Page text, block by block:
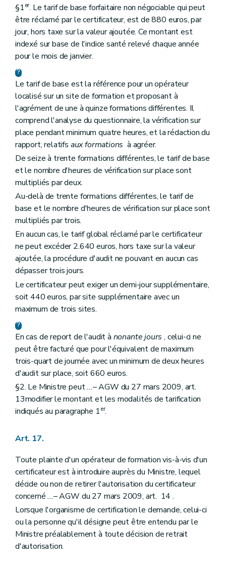
§1er. Le tarif de base forfaitaire non négociable qui peut
être réclamé par le certificateur, est de 880 euros, par
jour, hors taxe sur la valeur ajoutée. Ce montant est
indexé sur base de l'indice santé relevé chaque année
pour le mois de janvier.
Le tarif de base est la référence pour un opérateur
localisé sur un site de formation et proposant à
l'agrément de une à quinze formations différentes. Il
comprend l'analyse du questionnaire, la vérification sur
place pendant minimum quatre heures, et la rédaction du
rapport, relatifs aux formations à agréer.
De seize à trente formations différentes, le tarif de base
et le nombre d'heures de vérification sur place sont
multipliés par deux.
Au-delà de trente formations différentes, le tarif de
base et le nombre d'heures de vérification sur place sont
multipliés par trois.
En aucun cas, le tarif global réclamé par le certificateur
ne peut excéder 2.640 euros, hors taxe sur la valeur
ajoutée, la procédure d'audit ne pouvant en aucun cas
dépasser trois jours.
Le certificateur peut exiger un demi-jour supplémentaire,
soit 440 euros, par site supplémentaire avec un
maximum de trois sites.
En cas de report de l'audit à nonante jours , celui-ci ne
peut être facturé que pour l'équivalent de maximum
trois-quart de journée avec un minimum de deux heures
d'audit sur place, soit 660 euros.
§2. Le Ministre peut...– AGW du 27 mars 2009, art.
13modifier le montant et les modalités de tarification
indiqués au paragraphe 1er.
Art. 17.
Toute plainte d'un opérateur de formation vis-à-vis d'un
certificateur est à introduire auprès du Ministre, lequel
décide ou non de retirer l'autorisation du certificateur
concerné...– AGW du 27 mars 2009, art. 14 .
Lorsque l'organisme de certification le demande, celui-ci
ou la personne qu'il désigne peut être entendu par le
Ministre préalablement à toute décision de retrait
d'autorisation.